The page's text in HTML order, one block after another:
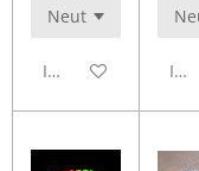
In den Warenkorb
In